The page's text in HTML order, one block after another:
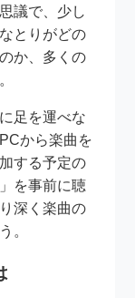
議で、少し
とりがどの
か、多くの
足を運べな
から楽曲を
する予定の
を事前に聴
深く楽曲の
。